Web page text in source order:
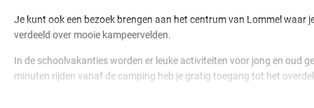
Je kunt ook een bezoek brengen aan het centrum van Lommel waar
verdeeld over mooie kampeervelden.
In de schoolvakanties worden er leuke activiteiten voor jong en oud
minuten rijden vanaf de camping heb je gratig toegang tot het